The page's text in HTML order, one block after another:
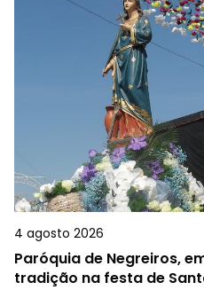
4 agosto 2026
Paróquia de Negreiros,
tradição na festa de